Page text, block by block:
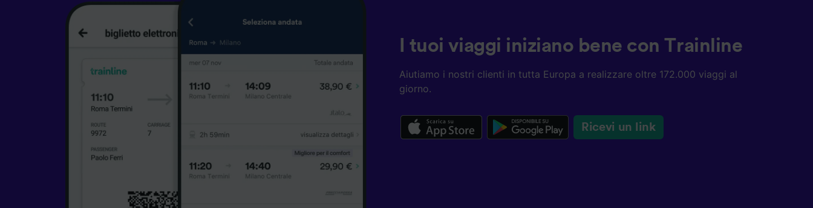
I tuoi viaggi iniziano bene con Trainline
Aiutiamo i nostri clienti in tutta Europa a realizzare oltre 172.000 viaggi al
giorno.
Ricevi un link